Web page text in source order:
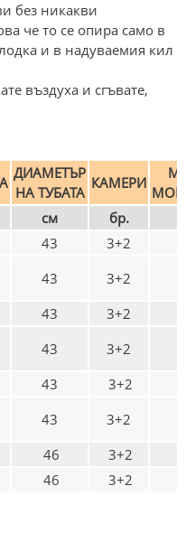
без никакви
че то се опира само в
и в надуваемия кил
въздуха и сгъвате,
ДИАМЕТЪР
НА ТУБАТА
КАМЕРИ
см бр.
43 3+2
43 3+2
43 3+2
43 3+2
43 3+2
43 3+2
46 3+2
46 3+2